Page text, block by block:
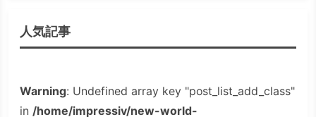
人気記事
Warning: Undefined array key "post_list_add_class"
in /home/impressiv/new-world-